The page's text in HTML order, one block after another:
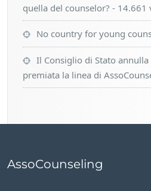
quella del counselor? - 14.661
No country for young
Il Consiglio di Stato annulla
premiata la linea di
AssoCounseling